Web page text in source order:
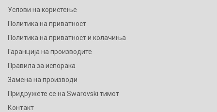
Услови на користење
Политика на приватност
Политика на приватност и колачиња
Гаранција на производите
Правила за испорака
Замена на производи
Придружете се на Swarovski тимот
Контакт